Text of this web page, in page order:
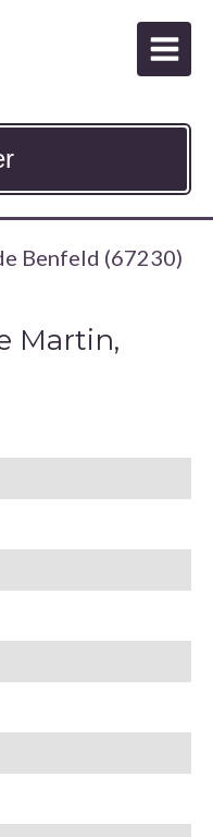
Benfeld (67230)
Martin,